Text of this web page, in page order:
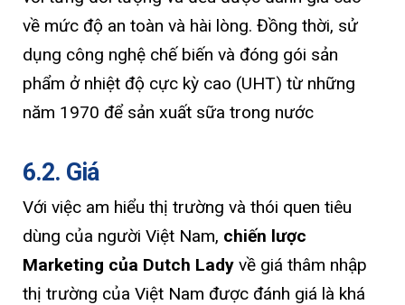
về mức độ an toàn và hài lòng. Đồng thời, sử
dụng công nghệ chế biến và đóng gói sản
phẩm ở nhiệt độ cực kỳ cao (UHT) từ những
năm 1970 để sản xuất sữa trong nước
6.2. Giá
Với việc am hiểu thị trường và thói quen tiêu
dùng của người Việt Nam, chiến lược
Marketing của Dutch Lady về giá thâm nhập
thị trường của Việt Nam được đánh giá là khá